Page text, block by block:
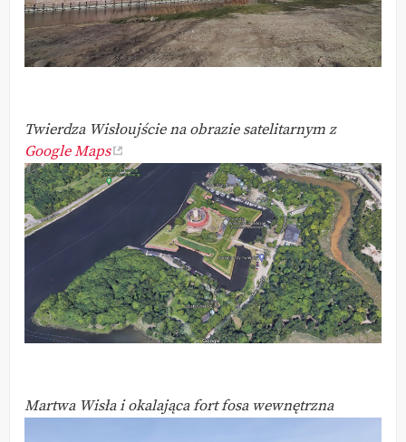
Twierdza Wisłoujście na obrazie satelitarnym z
Google Maps
Martwa Wisła i okalająca fort fosa wewnętrzna